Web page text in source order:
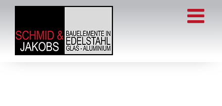
Zum
springen